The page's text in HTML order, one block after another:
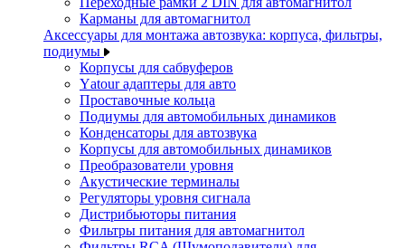
Карманы для автомагнитол
Аксессуары для монтажа автозвука: корпуса, фильтры,
подиумы
Корпусы для сабвуферов
Yаtour адаптеры для авто
Проставочные кольца
Подиумы для автомобильных динамиков
Конденсаторы для автозвука
Корпусы для автомобильных динамиков
Преобразователи уровня
Акустические терминалы
Регуляторы уровня сигнала
Дистрибьюторы питания
Фильтры питания для автомагнитол